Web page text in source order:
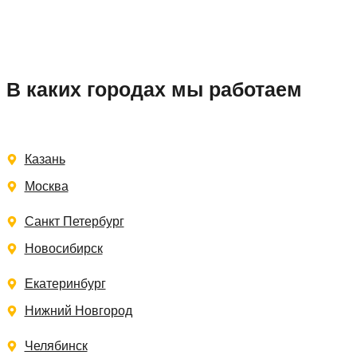
В каких городах мы работаем
Казань
Москва
Санкт Петербург
Новосибирск
Екатеринбург
Нижний Новгород
Челябинск